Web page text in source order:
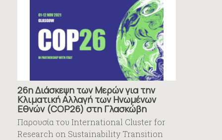
26η Διάσκεψη των Μερών για την
Κλιματική Αλλαγή των Ηνωμένων
Εθνών (COP26) στη Γλασκώβη
Παρουσία του International Cluster for
Research on Sustainability Transition
Αθηναϊκή Ζυθοποιία
Λεωφ. Κηφισού 102,
Αιγάλεω, 122 41
Τηλ.: 210 5384585
E-mail:CCA _GRAthenian@heineken.com